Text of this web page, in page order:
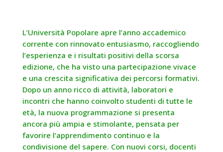
L’Università Popolare apre l’anno accademico
corrente con rinnovato entusiasmo, raccogliendo
l’esperienza e i risultati positivi della scorsa
edizione, che ha visto una partecipazione vivace
e una crescita significativa dei percorsi formativi.
Dopo un anno ricco di attività, laboratori e
incontri che hanno coinvolto studenti di tutte le
età, la nuova programmazione si presenta
ancora più ampia e stimolante, pensata per
favorire l’apprendimento continuo e la
condivisione del sapere. Con nuovi corsi, docenti